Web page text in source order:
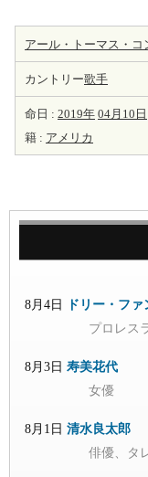
アール・トーマス・コ
カントリー歌手
命日 : 2019年 04月10日
籍 : アメリカ
8月4日
ドリー・フ
プロレス
8月3日 寿美花代
女優
8月1日 清水良太郎
俳優、タ